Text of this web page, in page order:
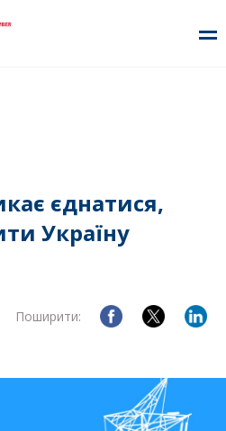
єднатися,
Україну
Поширити: